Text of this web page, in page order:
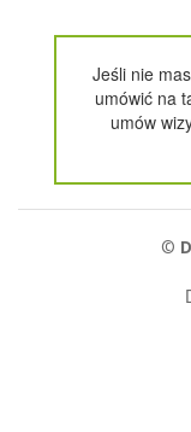
Jeśli nie
umówić na
umów
©